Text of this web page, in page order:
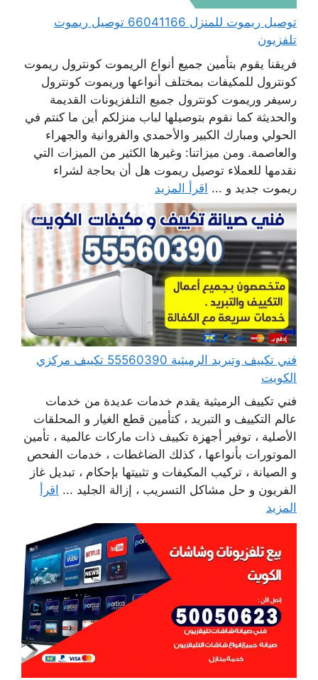
توصيل ريموت للمنزل 66041166 توصيل ريموت
تلفزيون
فريقنا يقوم بتأمين جميع أنواع الريموت كونترول ريموت
كونترول للمكيفات بمختلف أنواعها وريموت كونترول
رسيفر وريموت كونترول جميع التلفزيونات القديمة
والحديثة كما نقوم بتوصيلها لباب منزلكم أين ما كنتم في
الحولي ومبارك الكبير والأحمدي والفروانية والجهراء
والعاصمة. ومن ميزاتنا: وغيرها الكثير من الميزات التي
نقدمها للعملاء توصيل ريموت هل أن بحاجة لشراء
ريموت جديد و ... اقرأ المزيد
فني تكييف وتبريد الرميثية 55560390 تكييف مركزي
الكويت
فني تكييف الرميثية يقدم خدمات عديدة من خدمات
عالم التكييف و التبريد ، كتأمين قطع الغيار و المحلقات
الأصلية ، توفير أجهزة تكييف ذات ماركات عالمية ، تأمين
الموتورات بأنواعها ، كذلك الضاغطات ، خدمات الفحص
و الصيانة ، تركيب المكيفات و تثبيتها بإحكام ، تبديل غاز
الفريون و حل مشاكل التسريب ، إزالة الجليد ... اقرأ
المزيد